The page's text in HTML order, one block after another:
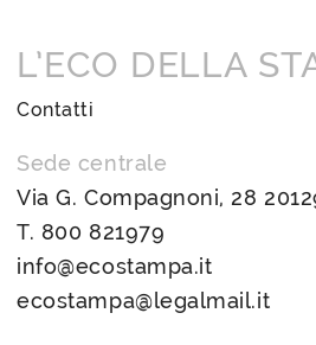
L’ECO DELLA
Contatti
Sede centrale
Via G. Compagnoni, 28
T. 800 821979
info@ecostampa.it
ecostampa@legalmail.it